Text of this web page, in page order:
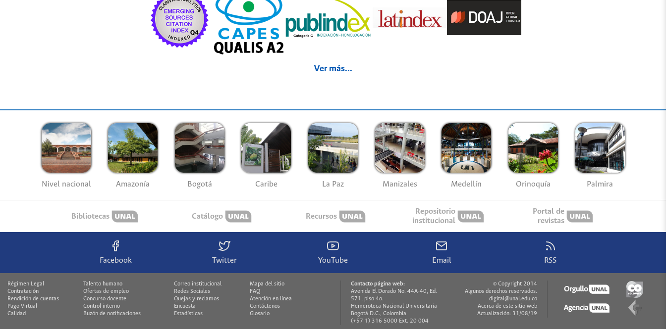
Ver más...
Nivel nacional Amazonía Bogotá Caribe La Paz Manizales Medellín Orinoquía Palmira
Bibliotecas Catálogo Recursos
Repositorio
institucional
Portal de
revistas
Facebook Twitter YouTube Email RSS
Régimen Legal
Talento humano
Contratación
Ofertas de empleo
Rendición de cuentas
Concurso docente
Pago Virtual
Control interno
Calidad
Buzón de notificaciones
Correo institucional
Mapa del sitio
Redes Sociales
FAQ
Quejas y reclamos
Atención en línea
Encuesta
Contáctenos
Estadísticas
Glosario
Contacto página web:
Avenida El Dorado No. 44A-40, Ed.
571, piso 4o.
Hemeroteca Nacional Universitaria
Bogotá D.C., Colombia
(+57 1) 316 5000 Ext. 20 004
© Copyright 2014
Algunos derechos reservados.
digital@unal.edu.co
Acerca de este sitio web
Actualización: 31/08/19